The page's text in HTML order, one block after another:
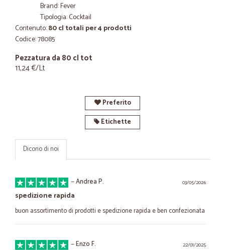
Brand: Fever
Tipologia: Cocktail
Contenuto:80 cl totali per 4 prodotti
Codice: 78085
Pezzatura da 80 cl tot
11,24 €/Lt
Preferito
Etichette
Dicono di noi
03/05/2026
—Andrea P.
spedizione rapida
buon assortimento di prodotti e spedizione rapida e ben confezionata
22/01/2025
—Enzo F.